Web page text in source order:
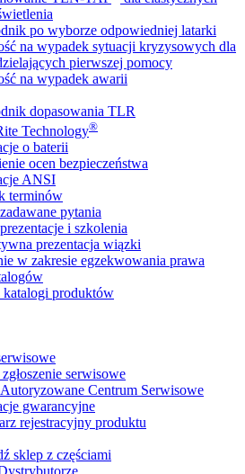
po wyborze odpowiedniej latarki
na wypadek sytuacji kryzysowych dla
pierwszej pomocy
na wypadek awarii
dopasowania TLR
Technology®
o baterii
ocen bezpieczeństwa
ANSI
terminów
pytania
i szkolenia
prezentacja wiązki
w zakresie egzekwowania prawa
katalogi produktów
serwisowe
Centrum Serwisowe
gwarancyjne
rejestracyjny produktu
sklep z częściami